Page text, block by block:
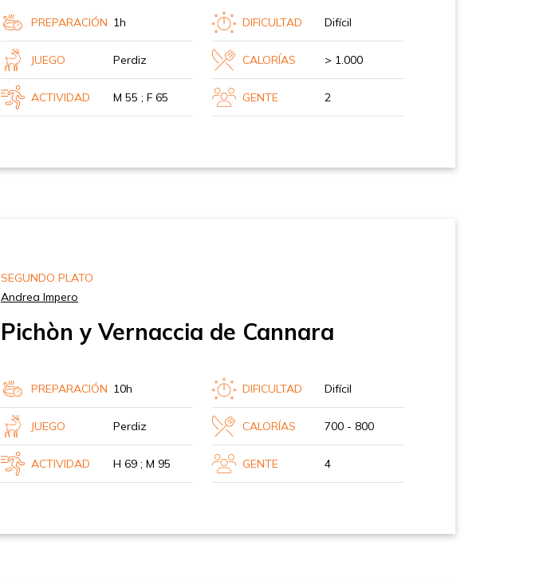
PREPARACIÓN 1h DIFICULTAD Difícil
JUEGO Perdiz CALORÍAS > 1.000
ACTIVIDAD M 55 ; F 65 GENTE 2
SEGUNDO PLATO
Andrea Impero
Pichòn y Vernaccia de Cannara
PREPARACIÓN 10h DIFICULTAD Difícil
JUEGO Perdiz CALORÍAS 700 - 800
ACTIVIDAD H 69 ; M 95 GENTE 4